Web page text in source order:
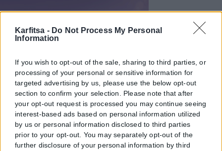
Karfitsa - Do Not Process My Personal
Information
If you wish to opt-out of the sale, sharing to third parties, or
processing of your personal or sensitive information for
targeted advertising by us, please use the below opt-out
section to confirm your selection. Please note that after
your opt-out request is processed you may continue seeing
interest-based ads based on personal information utilized
by us or personal information disclosed to third parties
prior to your opt-out. You may separately opt-out of the
further disclosure of your personal information by third